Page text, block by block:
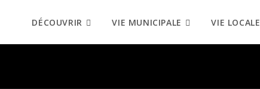
DÉCOUVRIR VIE MUNICIPALE VIE LOCALE